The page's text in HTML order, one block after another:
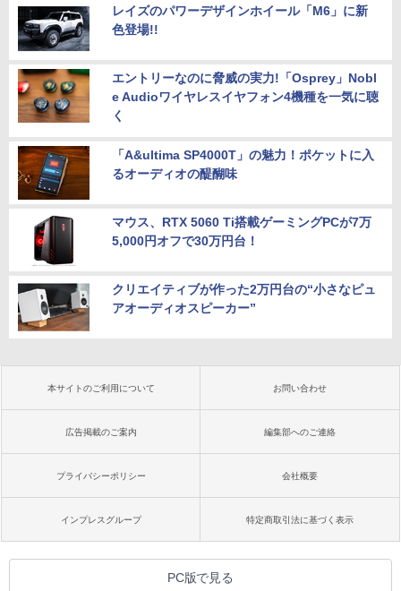
レイズのパワーデザインホイール「M6」に新
色登場!!
エントリーなのに脅威の実力!「Osprey」Nobl
e Audioワイヤレスイヤフォン4機種を一気に聴
く
「A&ultima SP4000T」の魅力！ポケットに入
るオーディオの醍醐味
マウス、RTX 5060 Ti搭載ゲーミングPCが7万
5,000円オフで30万円台！
クリエイティブが作った2万円台の“小さなピュ
アオーディオスピーカー”
本サイトのご利用について お問い合わせ
広告掲載のご案内 編集部へのご連絡
プライバシーポリシー 会社概要
インプレスグループ 特定商取引法に基づく表示
PC版で見る